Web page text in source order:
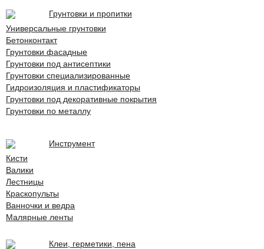
Грунтовки и пропитки
Универсальные грунтовки
Бетонконтакт
Грунтовки фасадные
Грунтовки под антисептики
Грунтовки специализированные
Гидроизоляция и пластификаторы
Грунтовки под декоративные покрытия
Грунтовки по металлу
Инструмент
Кисти
Валики
Лестницы
Краскопульты
Ванночки и ведра
Малярные ленты
Клеи, герметики, пена